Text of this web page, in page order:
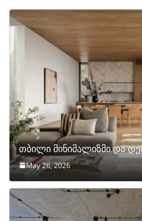
თბილი მინიმალიზმი და
May 26, 2026